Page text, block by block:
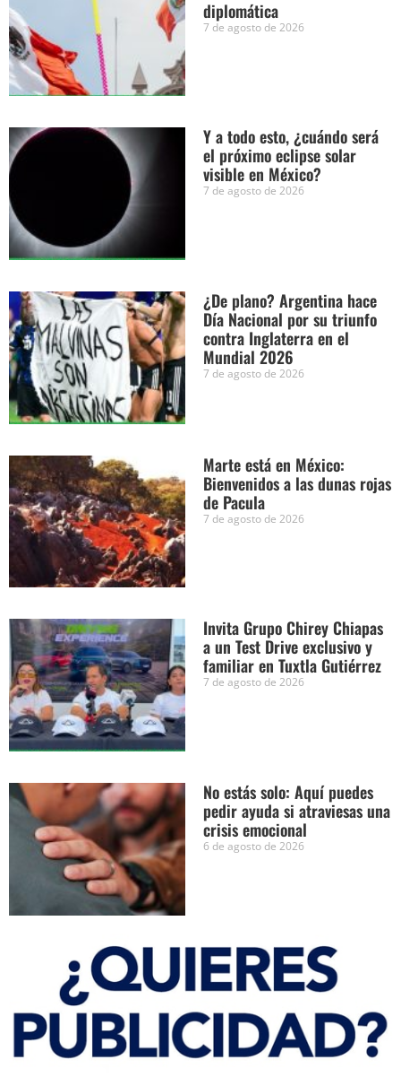
diplomática
7 de agosto de 2026
Y a todo esto, ¿cuándo será
el próximo eclipse solar
visible en México?
7 de agosto de 2026
¿De plano? Argentina hace
Día Nacional por su triunfo
contra Inglaterra en el
Mundial 2026
7 de agosto de 2026
Marte está en México:
Bienvenidos a las dunas rojas
de Pacula
7 de agosto de 2026
Invita Grupo Chirey Chiapas
a un Test Drive exclusivo y
familiar en Tuxtla Gutiérrez
7 de agosto de 2026
No estás solo: Aquí puedes
pedir ayuda si atraviesas una
crisis emocional
6 de agosto de 2026